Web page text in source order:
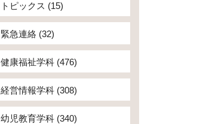
トピックス (15)
緊急連絡 (32)
健康福祉学科 (476)
経営情報学科 (308)
幼児教育学科 (340)